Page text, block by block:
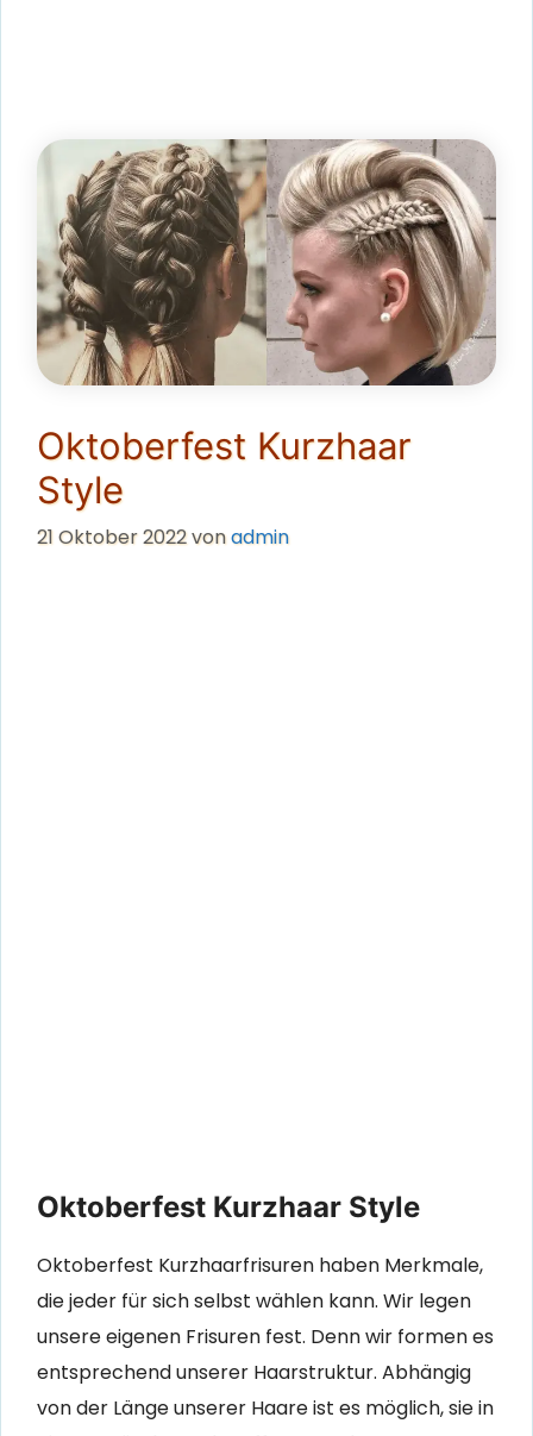
Oktoberfest Kurzhaar
Style
21 Oktober 2022vonadmin
Oktoberfest Kurzhaar Style
Oktoberfest Kurzhaarfrisuren haben Merkmale,
die jeder für sich selbst wählen kann. Wir legen
unsere eigenen Frisuren fest. Denn wir formen es
entsprechend unserer Haarstruktur. Abhängig
von der Länge unserer Haare ist es möglich, sie in